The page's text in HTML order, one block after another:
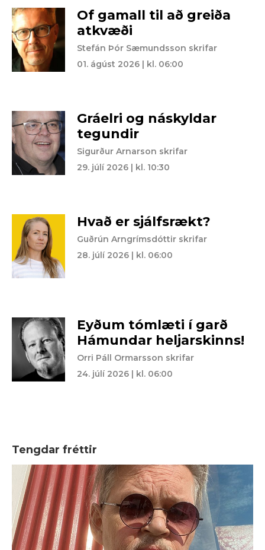
Of gamall til að greiða
atkvæði
Stefán Þór Sæmundsson skrifar
01. ágúst 2026 | kl. 06:00
Gráelri og náskyldar
tegundir
Sigurður Arnarson skrifar
29. júlí 2026 | kl. 10:30
Hvað er sjálfsrækt?
Guðrún Arngrímsdóttir skrifar
28. júlí 2026 | kl. 06:00
Eyðum tómlæti í garð
Hámundar heljarskinns!
Orri Páll Ormarsson skrifar
24. júlí 2026 | kl. 06:00
Tengdar fréttir